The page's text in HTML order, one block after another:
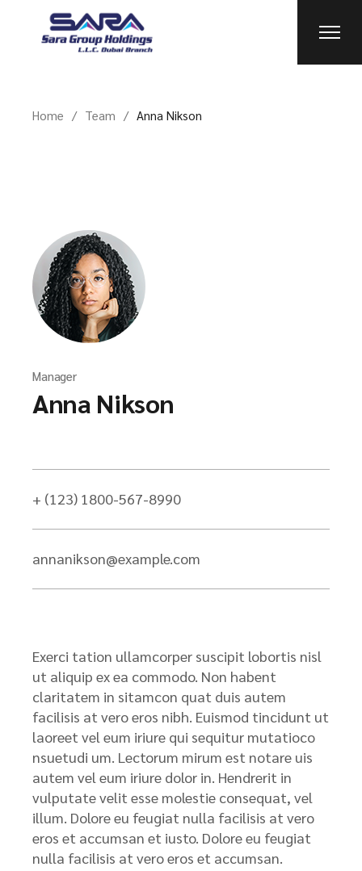
Home Team Anna Nikson
Manager
Anna Nikson
+ (123) 1800-567-8990
annanikson@example.com
Exerci tation ullamcorper suscipit lobortis nisl
ut aliquip ex ea commodo. Non habent
claritatem in sitamcon quat duis autem
facilisis at vero eros nibh. Euismod tincidunt ut
laoreet vel eum iriure qui sequitur mutatioco
nsuetudi um. Lectorum mirum est notare uis
autem vel eum iriure dolor in. Hendrerit in
vulputate velit esse molestie consequat, vel
illum. Dolore eu feugiat nulla facilisis at vero
eros et accumsan et iusto. Dolore eu feugiat
nulla facilisis at vero eros et accumsan.